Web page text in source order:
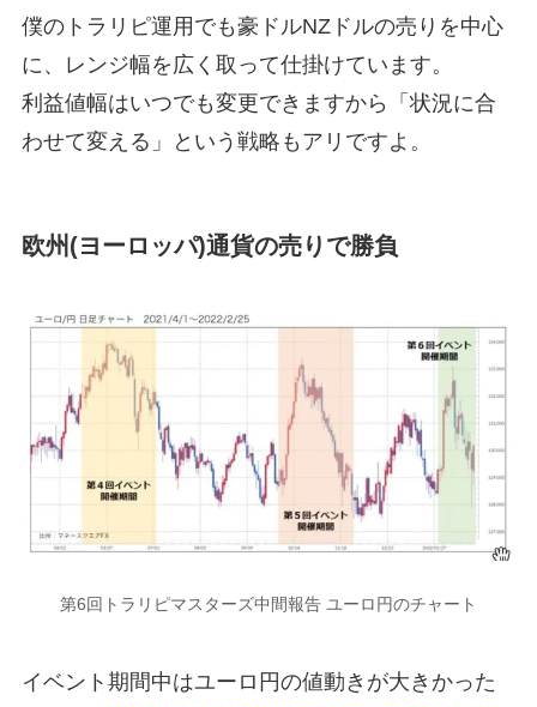
僕のトラリピ運用でも豪ドルNZドルの売りを中心
に、レンジ幅を広く取って仕掛けています。
利益値幅はいつでも変更できますから「状況に合
わせて変える」という戦略もアリですよ。
欧州(ヨーロッパ)通貨の売りで勝負
第6回トラリピマスターズ中間報告 ユーロ円のチャート
イベント期間中はユーロ円の値動きが大きかった